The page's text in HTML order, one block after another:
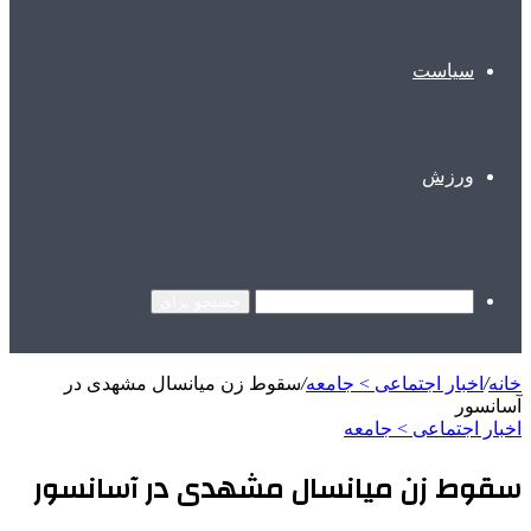
سیاست
ورزش
خانه/ اخبار اجتماعی > جامعه/سقوط زن میانسال مشهدی در
آسانسور
اخبار اجتماعی > جامعه
سقوط زن میانسال مشهدی در آسانسور